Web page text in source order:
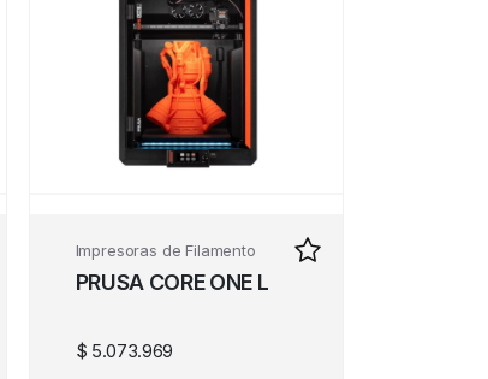
Impresoras de Filamento
PRUSA CORE ONE L
$ 5.073.969